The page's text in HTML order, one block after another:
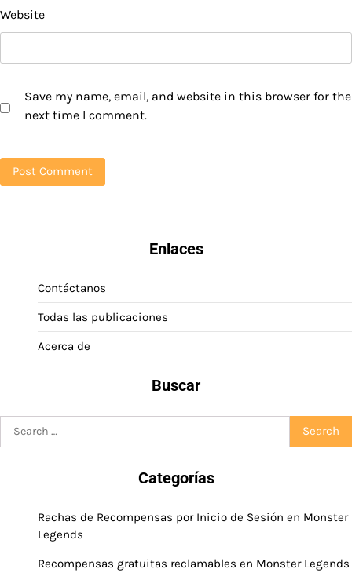
Website
Save my name, email, and website in this browser for the
next time I comment.
Enlaces
Contáctanos
Todas las publicaciones
Acerca de
Buscar
Categorías
Rachas de Recompensas por Inicio de Sesión en Monster
Legends
Recompensas gratuitas reclamables en Monster Legends